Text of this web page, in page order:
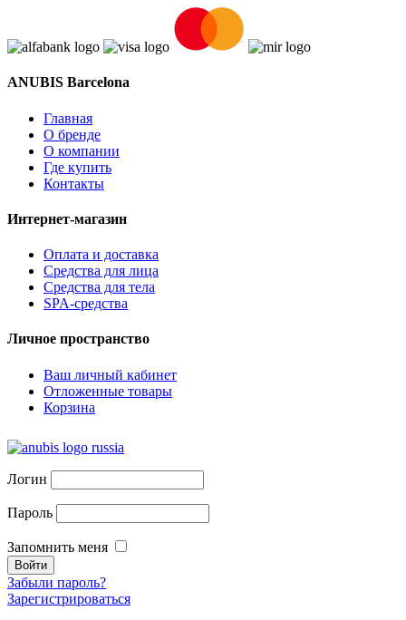
ANUBIS Barcelona
Главная
О бренде
О компании
Где купить
Контакты
Интернет-магазин
Оплата и доставка
Средства для лица
Средства для тела
SPA-средства
Личное пространство
Ваш личный кабинет
Отложенные товары
Корзина
Логин
Пароль
Запомнить меня
Забыли пароль?
Зарегистрироваться